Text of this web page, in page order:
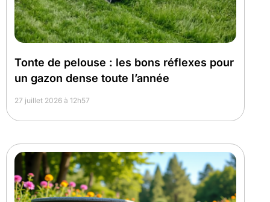
Tonte de pelouse : les bons réflexes pour
un gazon dense toute l’année
27 juillet 2026 à 12h57